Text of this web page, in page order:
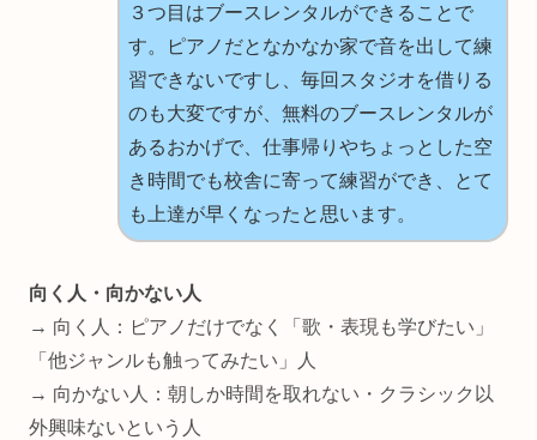
３つ目はブースレンタルができることで
す。ピアノだとなかなか家で音を出して練
習できないですし、毎回スタジオを借りる
のも大変ですが、無料のブースレンタルが
あるおかげで、仕事帰りやちょっとした空
き時間でも校舎に寄って練習ができ、とて
も上達が早くなったと思います。
向く人・向かない人
→ 向く人：ピアノだけでなく「歌・表現も学びたい」
「他ジャンルも触ってみたい」人
→ 向かない人：朝しか時間を取れない・クラシック以
外興味ないという人